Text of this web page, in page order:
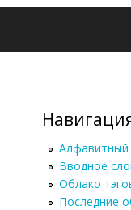
Алфавитный
Вводное
Облако
Последние